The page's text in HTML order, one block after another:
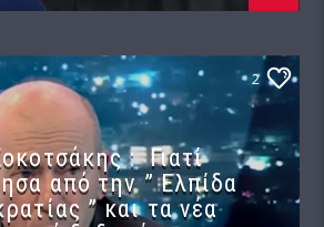
2
: Γιατί
από την ” Ελπίδα
” και τα νέα